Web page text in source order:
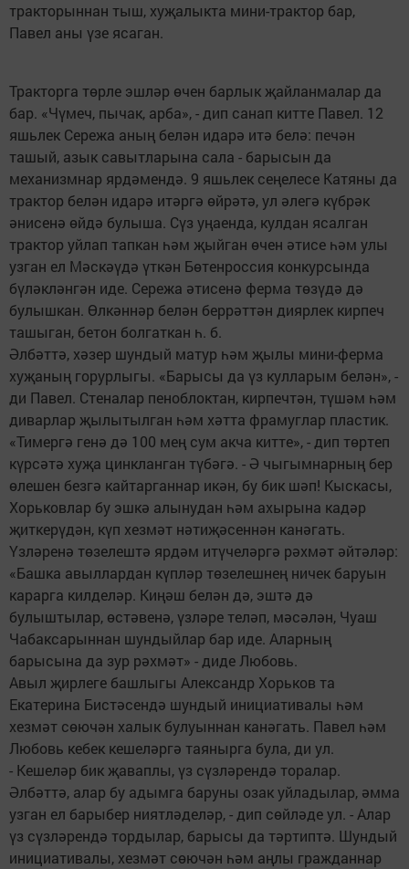
тракторыннан тыш, хуҗалыкта мини-трактор бар,
Павел аны үзе ясаган.
Тракторга төрле эшләр өчен барлык җайланмалар да
бар. «Чүмеч, пычак, арба», - дип санап китте Павел. 12
яшьлек Сережа аның белән идарә итә белә: печән
ташый, азык савытларына сала - барысын да
механизмнар ярдәмендә. 9 яшьлек сеңелесе Катяны да
трактор белән идарә итәргә өйрәтә, ул әлегә күбрәк
әнисенә өйдә булыша. Сүз уңаенда, кулдан ясалган
трактор уйлап тапкан һәм җыйган өчен әтисе һәм улы
узган ел Мәскәүдә үткән Бөтенроссия конкурсында
бүләкләнгән иде. Сережа әтисенә ферма төзүдә дә
булышкан. Өлкәннәр белән беррәттән диярлек кирпеч
ташыган, бетон болгаткан һ. б.
Әлбәттә, хәзер шундый матур һәм җылы мини-ферма
хуҗаның горурлыгы. «Барысы да үз кулларым белән», -
ди Павел. Стеналар пеноблоктан, кирпечтән, түшәм һәм
диварлар җылытылган һәм хәтта фрамуглар пластик.
«Тимергә генә дә 100 мең сум акча китте», - дип төртеп
күрсәтә хуҗа цинкланган түбәгә. - Ә чыгымнарның бер
өлешен безгә кайтарганнар икән, бу бик шәп! Кыскасы,
Хорьковлар бу эшкә алынудан һәм ахырына кадәр
җиткерүдән, күп хезмәт нәтиҗәсеннән канәгать.
Үзләренә төзелештә ярдәм итүчеләргә рәхмәт әйтәләр:
«Башка авыллардан күпләр төзелешнең ничек баруын
карарга килделәр. Киңәш белән дә, эштә дә
булыштылар, өстәвенә, үзләре теләп, мәсәлән, Чуаш
Чабаксарыннан шундыйлар бар иде. Аларның
барысына да зур рәхмәт» - диде Любовь.
Авыл җирлеге башлыгы Александр Хорьков та
Екатерина Бистәсендә шундый инициативалы һәм
хезмәт сөючән халык булуыннан канәгать. Павел һәм
Любовь кебек кешеләргә таянырга була, ди ул.
- Кешеләр бик җаваплы, үз сүзләрендә торалар.
Әлбәттә, алар бу адымга баруны озак уйладылар, әмма
узган ел барыбер ниятләделәр, - дип сөйләде ул. - Алар
үз сүзләрендә тордылар, барысы да тәртиптә. Шундый
инициативалы, хезмәт сөючән һәм аңлы гражданнар